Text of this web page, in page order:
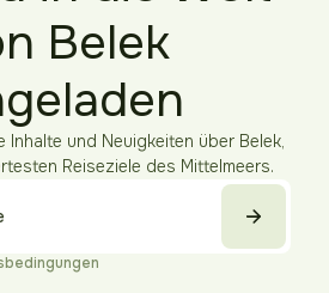
Belek
Inhalte und Neuigkeiten über Belek,
Reiseziele des Mittelmeers.